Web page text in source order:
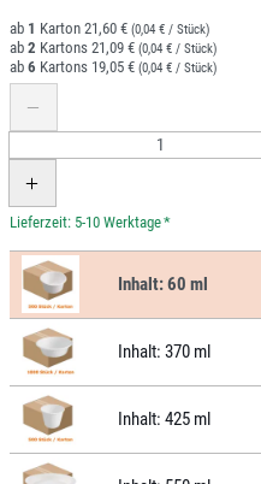
1 21,60 € (0,04 € / Stück)
2 21,09 € (0,04 € / Stück)
6 19,05 € (0,04 € / Stück)
*
Inhalt:60 ml
Inhalt: 370 ml
Inhalt: 425 ml